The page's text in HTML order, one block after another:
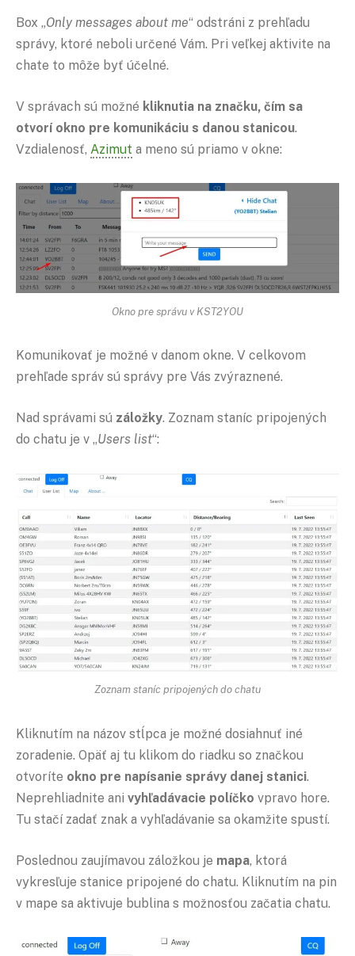
Box „Only messages about me“ odstráni z prehľadu
správy, ktoré neboli určené Vám. Pri veľkej aktivite na
chate to môže byť účelné.
V správach sú možné kliknutia na značku, čím sa
otvorí okno pre komunikáciu s danou stanicou.
Vzdialenosť, Azimut a meno sú priamo v okne:
Okno pre správu v KST2YOU
Komunikovať je možné v danom okne. V celkovom
prehľade správ sú správy pre Vás zvýraznené.
Nad správami sú záložky. Zoznam staníc pripojených
do chatu je v „Users list“:
Zoznam staníc pripojených do chatu
Kliknutím na názov stĺpca je možné dosiahnuť iné
zoradenie. Opäť aj tu klikom do riadku so značkou
otvoríte okno pre napísanie správy danej stanici.
Neprehliadnite ani vyhľadávacie políčko vpravo hore.
Tu stačí zadať znak a vyhľadávanie sa okamžite spustí.
Poslednou zaujímavou záložkou je mapa, ktorá
vykresľuje stanice pripojené do chatu. Kliknutím na pin
v mape sa aktivuje bublina s možnosťou začatia chatu.